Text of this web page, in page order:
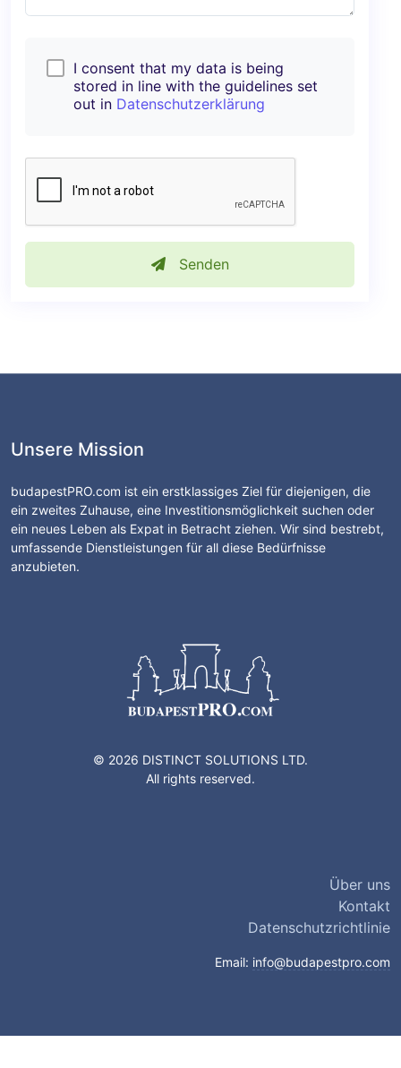
I consent that my data is being
stored in line with the guidelines set
out in Datenschutzerklärung
Senden
Unsere Mission
budapestPRO.com ist ein erstklassiges Ziel für diejenigen, die
ein zweites Zuhause, eine Investitionsmöglichkeit suchen oder
ein neues Leben als Expat in Betracht ziehen. Wir sind bestrebt,
umfassende Dienstleistungen für all diese Bedürfnisse
anzubieten.
© 2026 DISTINCT SOLUTIONS LTD.
All rights reserved.
Über uns
Kontakt
Datenschutzrichtlinie
Email: info@budapestpro.com